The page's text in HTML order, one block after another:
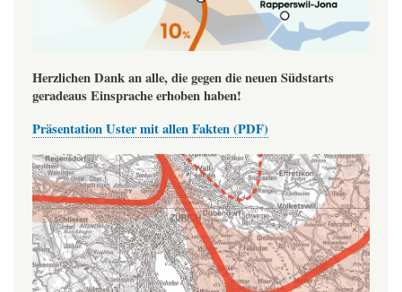
Herzlichen Dank an alle, die gegen die neuen Südstarts
geradeaus Einsprache erhoben haben!
Präsentation Uster mit allen Fakten (PDF)